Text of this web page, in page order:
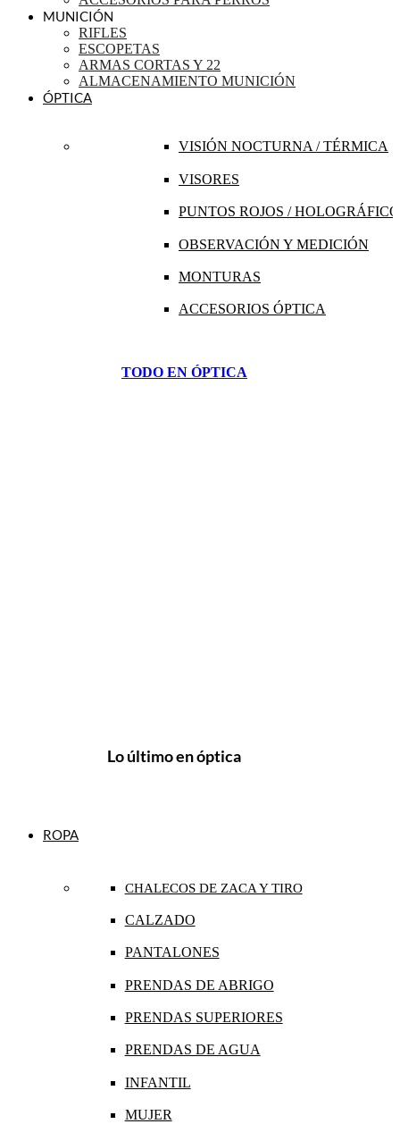
MUNICIÓN
RIFLES
ESCOPETAS
ARMAS CORTAS Y 22
ALMACENAMIENTO MUNICIÓN
ÓPTICA
VISIÓN NOCTURNA / TÉRMICA
VISORES
PUNTOS ROJOS /
OBSERVACIÓN Y MEDICIÓN
MONTURAS
ACCESORIOS ÓPTICA
TODO EN ÓPTICA
Lo último en óptica
ROPA
CHALECOS DE ZACA Y TIRO
CALZADO
PANTALONES
PRENDAS DE ABRIGO
PRENDAS SUPERIORES
PRENDAS DE AGUA
INFANTIL
MUJER